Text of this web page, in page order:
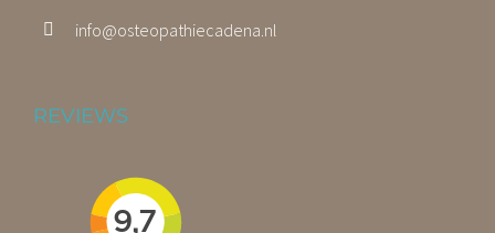
info@osteopathiecadena.nl
REVIEWS